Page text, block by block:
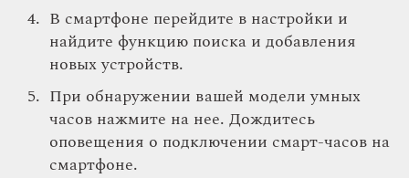
В смартфоне перейдите в настройки и
найдите функцию поиска и добавления
новых устройств.
При обнаружении вашей модели умных
часов нажмите на нее. Дождитесь
оповещения о подключении смарт-часов на
смартфоне.